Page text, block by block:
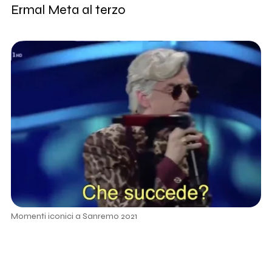
Ermal Meta al terzo
Momenti iconici a Sanremo 2021